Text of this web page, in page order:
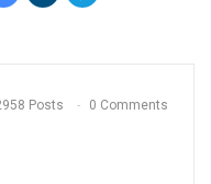
Posts 0 Comments